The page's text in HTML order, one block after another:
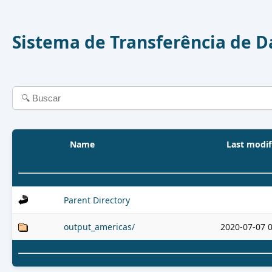
Sistema de Transferência de
Name Last
Parent Directory
output_americas/ 2020-07-07